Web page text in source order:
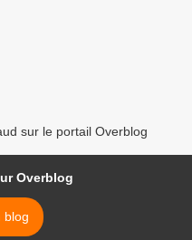
sur le portail Overblog
Overblog
blog